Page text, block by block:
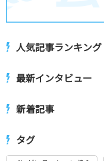
人気記事ランキング
最新インタビュー
新着記事
タグ